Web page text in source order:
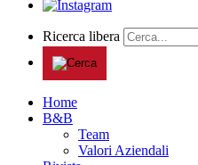
Ricerca libera
Home
B&B
Team
Valori Aziendali